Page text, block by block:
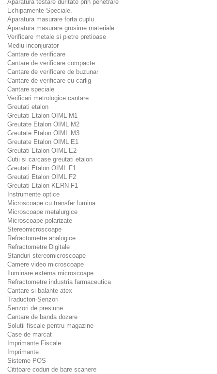
Aparatura testare duritate prin penetrare
Echipamente Speciale.
Aparatura masurare forta cuplu
Aparatura masurare grosime materiale
Verificare metale si pietre pretioase
Mediu inconjurator
Cantare de verificare
Cantare de verificare compacte
Cantare de verificare de buzunar
Cantare de verificare cu carlig
Cantare speciale
Verificari metrologice cantare
Greutati etalon
Greutati Etalon OIML M1
Greutate Etalon OIML M2
Greutate Etalon OIML M3
Greutate Etalon OIML E1
Greutati Etalon OIML E2
Cutii si carcase greutati etalon
Greutati Etalon OIML F1
Greutati Etalon OIML F2
Greutati Etalon KERN F1
Instrumente optice
Microscoape cu transfer lumina
Microscoape metalurgice
Microscoape polarizate
Stereomicroscoape
Refractometre analogice
Refractometre Digitale
Standuri stereomicroscoape
Camere video microscoape
Iluminare externa microscoape
Refractometre industria farmaceutica
Cantare si balante atex
Traductori-Senzori
Senzori de presiune
Cantare de banda dozare
Solutii fiscale pentru magazine
Case de marcat
Imprimante Fiscale
Imprimante
Sisteme POS
Cititoare coduri de bare scanere